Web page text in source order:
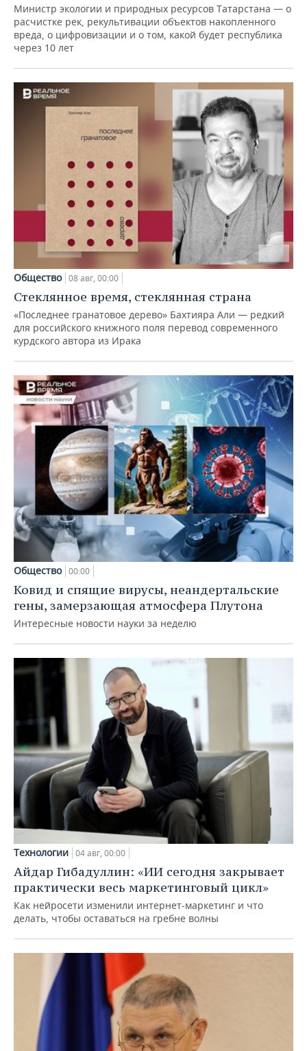
Министр экологии и природных ресурсов Татарстана — о
расчистке рек, рекультивации объектов накопленного
вреда, о цифровизации и о том, какой будет республика
через 10 лет
Общество 08 авг, 00:00
Стеклянное время, стеклянная страна
«Последнее гранатовое дерево» Бахтияра Али — редкий
для российского книжного поля перевод современного
курдского автора из Ирака
Общество 00:00
Ковид и спящие вирусы, неандертальские
гены, замерзающая атмосфера Плутона
Интересные новости науки за неделю
Технологии 04 авг, 00:00
Айдар Гибадуллин: «ИИ сегодня закрывает
практически весь маркетинговый цикл»
Как нейросети изменили интернет-маркетинг и что
делать, чтобы оставаться на гребне волны